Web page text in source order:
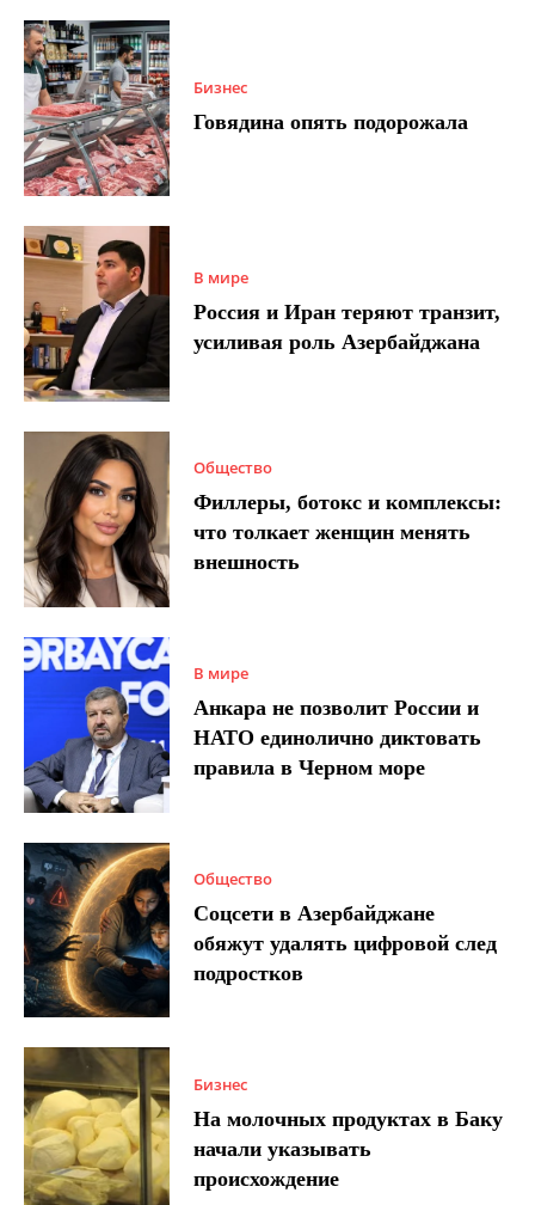
Бизнес
Говядина опять подорожала
В мире
Россия и Иран теряют транзит,
усиливая роль Азербайджана
Общество
Филлеры, ботокс и комплексы:
что толкает женщин менять
внешность
В мире
Анкара не позволит России и
НАТО единолично диктовать
правила в Черном море
Общество
Соцсети в Азербайджане
обяжут удалять цифровой след
подростков
Бизнес
На молочных продуктах в Баку
начали указывать
происхождение